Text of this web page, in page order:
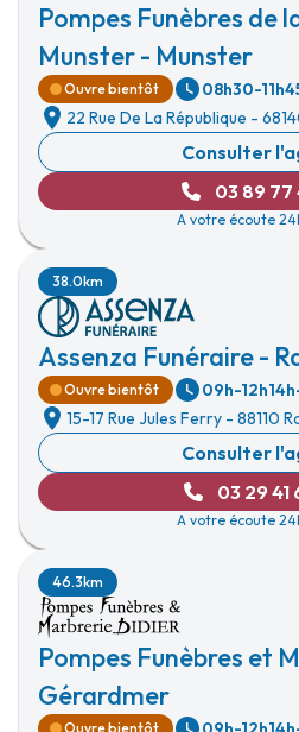
Pompes Funèbres de
Munster - Munster
Ouvre bientôt 08h30-
22 Rue De La République -
Consulter
03 89 77
A votre écoute
Assenza Funéraire -
38.0km
Ouvre bientôt 09h-12h
15-17 Rue Jules Ferry - 88110
Consulter
03 29 41
A votre écoute
Pompes Funèbres et
Gérardmer
46.3km
Ouvre bientôt